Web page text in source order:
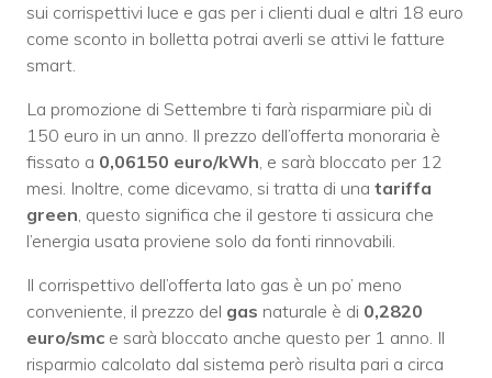
sui corrispettivi luce e gas per i clienti dual e altri 18 euro
come sconto in bolletta potrai averli se attivi le fatture
smart.
La promozione di Settembre ti farà risparmiare più di
150 euro in un anno. Il prezzo dell’offerta monoraria è
fissato a 0,06150 euro/kWh, e sarà bloccato per 12
mesi. Inoltre, come dicevamo, si tratta di una tariffa
green, questo significa che il gestore ti assicura che
l’energia usata proviene solo da fonti rinnovabili.
Il corrispettivo dell’offerta lato gas è un po’ meno
conveniente, il prezzo del gas naturale è di 0,2820
euro/smc e sarà bloccato anche questo per 1 anno. Il
risparmio calcolato dal sistema però risulta pari a circa